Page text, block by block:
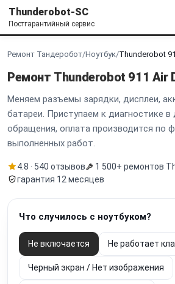
Thunderobot-SC
Постгарантийный сервис
Ремонт Тандеробот/Ноутбук/Thunderobot
Ремонт Thunderobot 911 Air
Меняем разъемы зарядки, дисплеи,
батареи. Приступаем к диагностике в
обращения, оплата производится по
выполненных работ.
4.8 · 540 отзывов
1 500+ ремонтов
гарантия 12 месяцев
Что случилось с ноутбуком?
Не включается Не работает
Черный экран / Нет изображения